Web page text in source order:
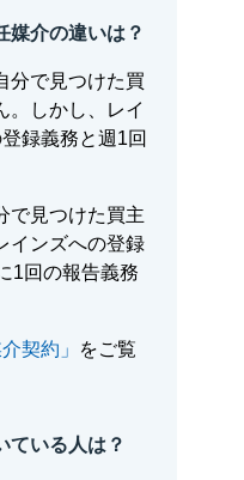
媒介の違いは？
分で見つけた買
。しかし、レイ
録義務と週1回
で見つけた買主
インズへの登録
1回の報告義務
契約」
をご覧
ている人は？